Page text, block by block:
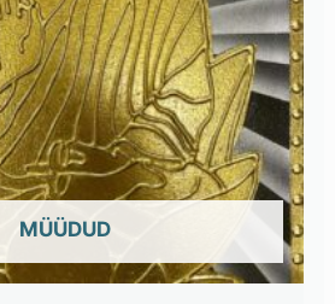
OUT OF STOCK